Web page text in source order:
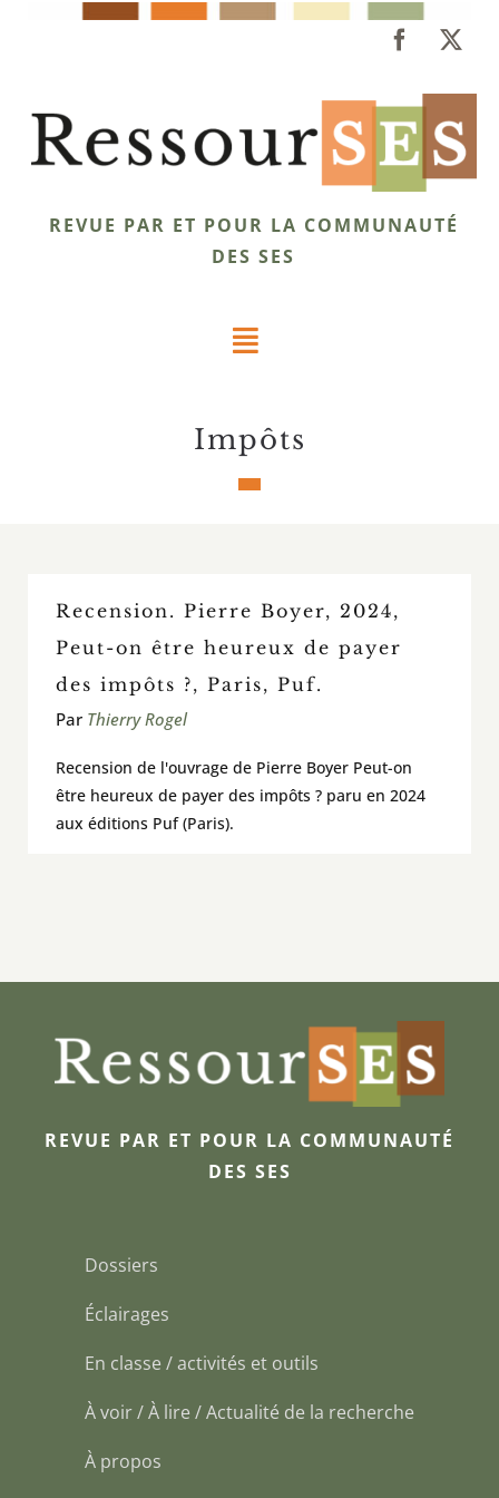
REVUE PAR ET POUR LA COMMUNAUTÉ
DES SES
Toggle
Éclairages
À voir / À lire / Actualité de la recherche
À propos
Rechercher:
impôts
Recension. Pierre Boyer, 2024,
Peut-on être heureux de payer
des impôts ?, Paris, Puf.
Par Thierry Rogel
Recension de l'ouvrage de Pierre Boyer Peut-on
être heureux de payer des impôts ? paru en 2024
aux éditions Puf (Paris).
REVUE PAR ET POUR LA COMMUNAUTÉ
DES SES
Dossiers
Éclairages
En classe / activités et outils
À voir / À lire / Actualité de la recherche
À propos